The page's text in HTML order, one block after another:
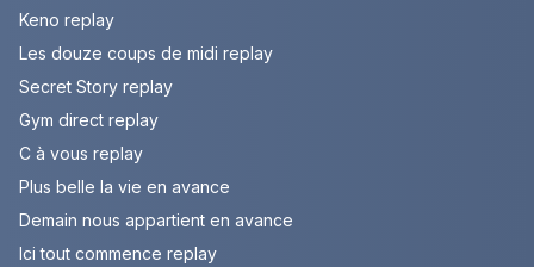
Keno replay
Les douze coups de midi replay
Secret Story replay
Gym direct replay
C à vous replay
Plus belle la vie en avance
Demain nous appartient en avance
Ici tout commence replay